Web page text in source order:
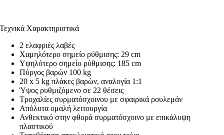
Τεχνικά Χαρακτηριστικά
2 ελαφριές λαβές
Χαμηλότερο σημείο ρύθμισης: 29 cm
Υψηλότερο σημείο ρύθμισης: 185 cm
Πύργος βαρών 100 kg
20 x 5 kg πλάκες βαρών, αναλογία 1:1
Ύψος ρυθμιζόμενο σε 22 θέσεις
Τροχαλίες συρματόσχοινου με σφαιρικά ρουλεμάν
Απόλυτα ομαλή λειτουργία
Ανθεκτικό στην φθορά συρματόσχοινο με επικάλυψη
πλαστικού